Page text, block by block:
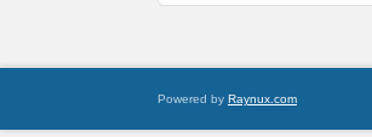
Powered by Raynux.com